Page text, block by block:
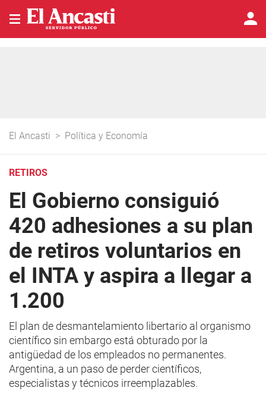
El Ancasti > Política y Economía
RETIROS
El Gobierno consiguió
420 adhesiones a su plan
de retiros voluntarios en
el INTA y aspira a llegar a
1.200
El plan de desmantelamiento libertario al organismo
científico sin embargo está obturado por la
antigüedad de los empleados no permanentes.
Argentina, a un paso de perder científicos,
especialistas y técnicos irreemplazables.